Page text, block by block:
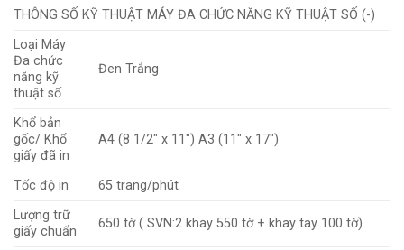
THÔNG SỐ KỸ THUẬT MÁY ĐA CHỨC NĂNG KỸ THUẬT SỐ (-)
Loại Máy
Đa chức
năng kỹ
thuật số
Đen Trắng
Khổ bản
gốc/ Khổ
giấy đã in
A4 (8 1/2″ x 11″) A3 (11″ x 17″)
Tốc độ in
65 trang/phút
Lượng trữ
giấy chuẩn
650 tờ ( SVN:2 khay 550 tờ + khay tay 100 tờ)